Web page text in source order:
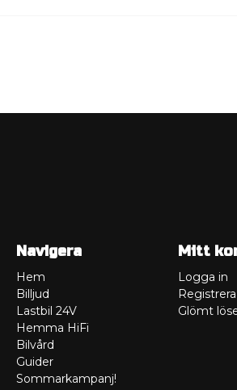
Navigera
Hem
Billjud
Lastbil 24V
Hemma HiFi
Bilvård
Guider
Sommarkampanj!
Mitt
Logga in
Glömt